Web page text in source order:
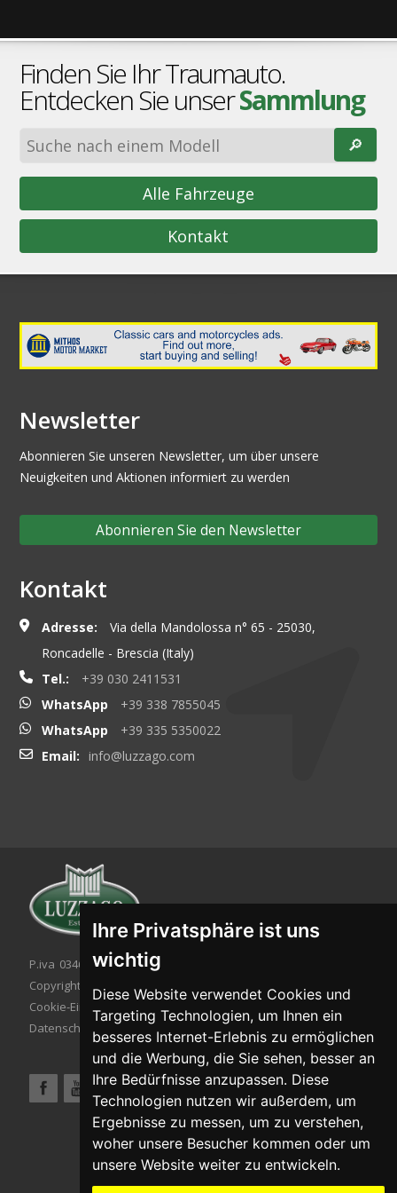
Ihre Privatsphäre ist uns
wichtig
Diese Website verwendet Cookies und
Targeting Technologien, um Ihnen ein
besseres Internet-Erlebnis zu ermöglichen
und die Werbung, die Sie sehen, besser an
Ihre Bedürfnisse anzupassen. Diese
Technologien nutzen wir außerdem, um
Ergebnisse zu messen, um zu verstehen,
woher unsere Besucher kommen oder um
unsere Website weiter zu entwickeln.
Finden Sie Ihr Traumauto.
Entdecken Sie unserSammlung
🔎︎
Alle Fahrzeuge
Kontakt
Newsletter
Abonnieren Sie unseren Newsletter, um über unsere
Neuigkeiten und Aktionen informiert zu werden
Abonnieren Sie den Newsletter
Kontakt
Adresse:
Via della Mandolossa n° 65 - 25030,
Roncadelle - Brescia (Italy)
Tel.:
+39 030 2411531
WhatsApp
+39 338 7855045
WhatsApp
+39 335 5350022
Email:
info@luzzago.com
P.iva 03467320986 - C.F. 03467320986
Copyright © 2026. All rights reserved.
Cookie-Einstellung
| Cookie-Politik
Datenschutzbestimmungen